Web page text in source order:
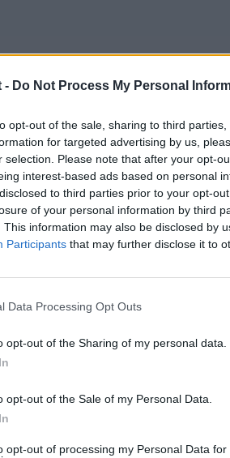
- Do Not Process My Personal
opt-out of the sale, sharing to third
for targeted advertising by us,
selection. Please note that after your opt-
interest-based ads based on personal
to third parties prior to your opt-
of your personal information by third
This information may also be disclosed by
Participants that may further disclose it to
Data Processing Opt Outs
opt-out of the Sharing of my personal data.
opt-out of the Sale of my Personal Data.
opt-out of processing my Personal Data for
como nuestro ya conocido